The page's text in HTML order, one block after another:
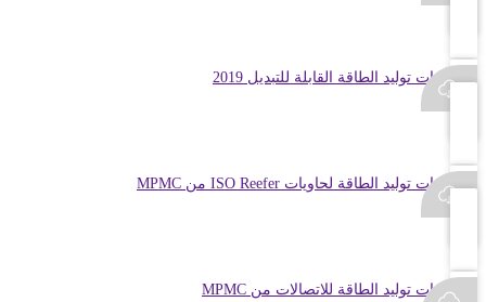
مجموعات توليد الطاقة القابلة للتبديل 2019
مجموعات توليد الطاقة لحاويات ISO Reefer من MPMC
مجموعات توليد الطاقة للاتصالات من MPMC